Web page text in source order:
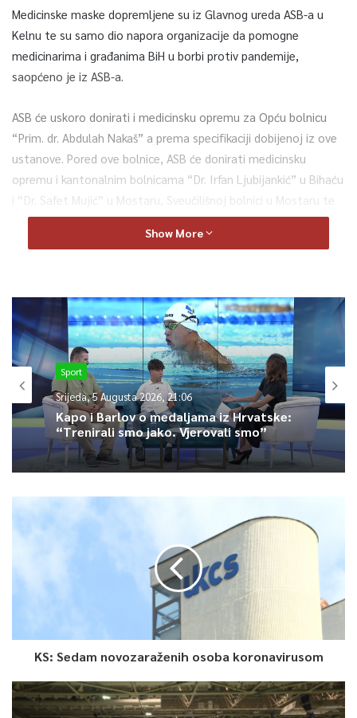
Medicinske maske dopremljene su iz Glavnog ureda ASB-a u
Kelnu te su samo dio napora organizacije da pomogne
medicinarima i građanima BiH u borbi protiv pandemije,
saopćeno je iz ASB-a.
ASB će uskoro donirati i medicinsku opremu za Opću bolnicu
“Prim. dr. Abdulah Nakaš” a prema specifikaciji dobijenoj iz ove
ustanove. Pored ove bolnice, ASB će donirati medicinsku
opremu i kantonalnim bolnicama “Dr. Irfan Ljubijankić” u Bihaću
i “Dr. Safet Mujić” u Mostaru, Sveučilišnoj bolnici u Mostaru te
JZU bolnici “Srbija”.
Njemačke u BiH Margret Uebber.
Pored ovih sredstava, od početka pandemije humanitarnoj
organizaciji ASB iz Saveznog budžeta Njemačke odobrena su
sredstva od oko 430.000 eura, od čega je oko 28.200 eura za
projekte vezane za pandemiju.
0
Article Rating
Show More
Sport
Srijeda, 5 Augusta 2026, 21:06
Kapo i Barlov o medaljama iz Hrvatske:
“Trenirali smo jako. Vjerovali smo”
KS: Sedam novozaraženih osoba koronavirusom